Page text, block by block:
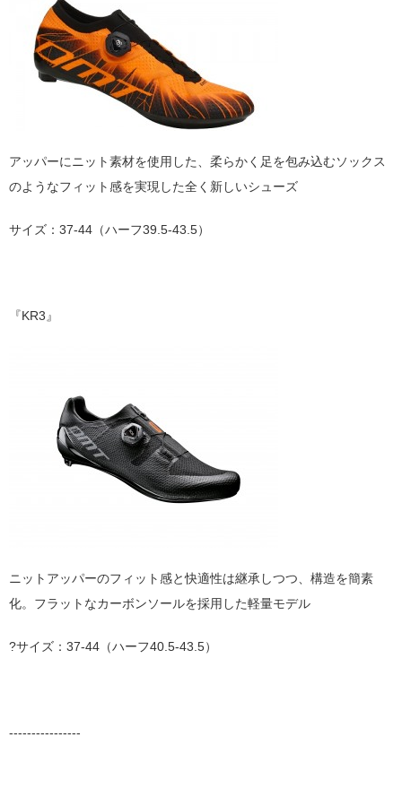
アッパーにニット素材を使用した、柔らかく足を包み込むソックス
のようなフィット感を実現した全く新しいシューズ
サイズ：37-44（ハーフ39.5-43.5）
『KR3』
ニットアッパーのフィット感と快適性は継承しつつ、構造を簡素
化。フラットなカーボンソールを採用した軽量モデル
?サイズ：37-44（ハーフ40.5-43.5）
----------------